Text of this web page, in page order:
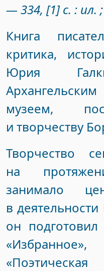
— 334, [1] с. : ил.
Книга
критика,
Юрия
музеем,
и творчеству
Творчество
на
занимало
в
он